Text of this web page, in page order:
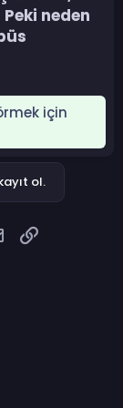
neden
için
ol.
E-posta